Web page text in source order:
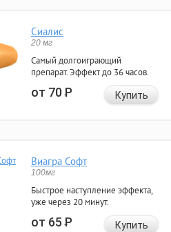
Сиалис
20 мг
Самый долгоиграющий
препарат. Эффект до 36 часов.
от 70Р Купить
Виагра Софт
100мг
Быстрое наступление эффекта,
уже через 20 минут.
от 65Р Купить